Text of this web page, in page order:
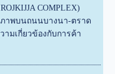
COMPLEX)
าพบนถนนบางนา-ตราด
ามเกี่ยวข้องกับการค้า